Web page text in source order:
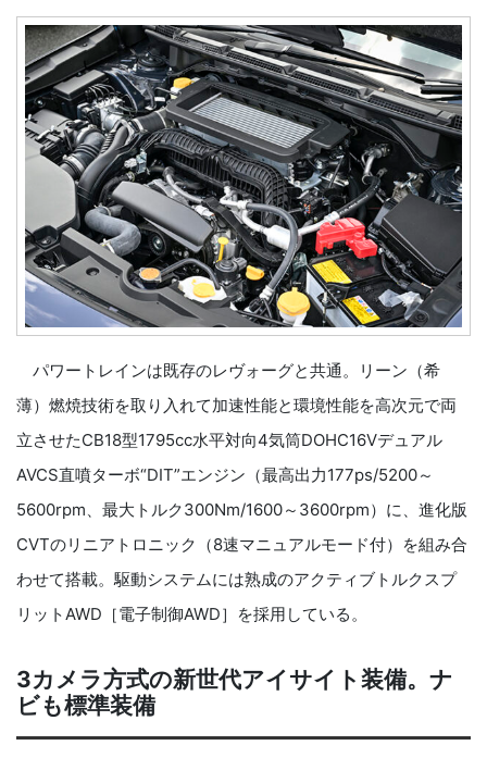
パワートレインは既存のレヴォーグと共通。リーン（希
薄）燃焼技術を取り入れて加速性能と環境性能を高次元で両
立させたCB18型1795cc水平対向4気筒DOHC16Vデュアル
AVCS直噴ターボ“DIT”エンジン（最高出力177ps/5200～
5600rpm、最大トルク300Nm/1600～3600rpm）に、進化版
CVTのリニアトロニック（8速マニュアルモード付）を組み合
わせて搭載。駆動システムには熟成のアクティブトルクスプ
リットAWD［電子制御AWD］を採用している。
3カメラ方式の新世代アイサイト装備。ナ
ビも標準装備